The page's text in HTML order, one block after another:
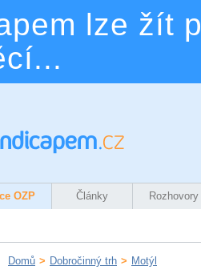
lze žít
OZP Články Rozhovory
Domů > Dobročinný trh > Motýl